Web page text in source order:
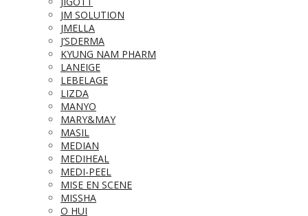
JM SOLUTION
JMELLA
J’SDERMA
KYUNG NAM PHARM
LANEIGE
LEBELAGE
LIZDA
MANYO
MARY&MAY
MASIL
MEDIAN
MEDIHEAL
MEDI-PEEL
MISE EN SCENE
MISSHA
O HUI